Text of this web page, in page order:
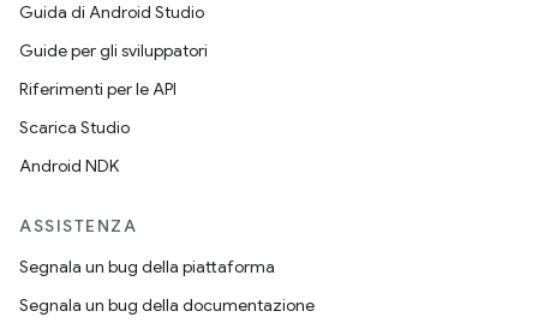
Guida di Android Studio
Guide per gli sviluppatori
Riferimenti per le API
Scarica Studio
Android NDK
ASSISTENZA
Segnala un bug della piattaforma
Segnala un bug della documentazione